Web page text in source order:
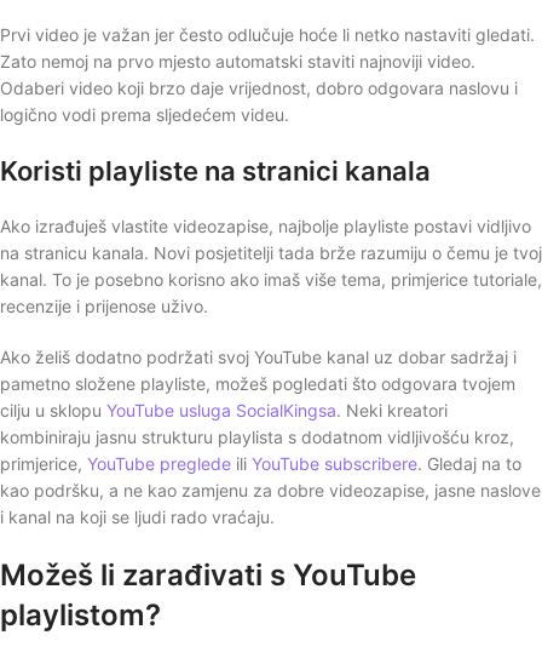
Prvi video je važan jer često odlučuje hoće li netko nastaviti gledati.
Zato nemoj na prvo mjesto automatski staviti najnoviji video.
Odaberi video koji brzo daje vrijednost, dobro odgovara naslovu i
logično vodi prema sljedećem videu.
Koristi playliste na stranici kanala
Ako izrađuješ vlastite videozapise, najbolje playliste postavi vidljivo
na stranicu kanala. Novi posjetitelji tada brže razumiju o čemu je tvoj
kanal. To je posebno korisno ako imaš više tema, primjerice tutoriale,
recenzije i prijenose uživo.
Ako želiš dodatno podržati svoj YouTube kanal uz dobar sadržaj i
pametno složene playliste, možeš pogledati što odgovara tvojem
cilju u sklopu YouTube usluga SocialKingsa. Neki kreatori
kombiniraju jasnu strukturu playlista s dodatnom vidljivošću kroz,
primjerice, YouTube preglede ili YouTube subscribere. Gledaj na to
kao podršku, a ne kao zamjenu za dobre videozapise, jasne naslove
i kanal na koji se ljudi rado vraćaju.
Možeš li zarađivati s YouTube
playlistom?